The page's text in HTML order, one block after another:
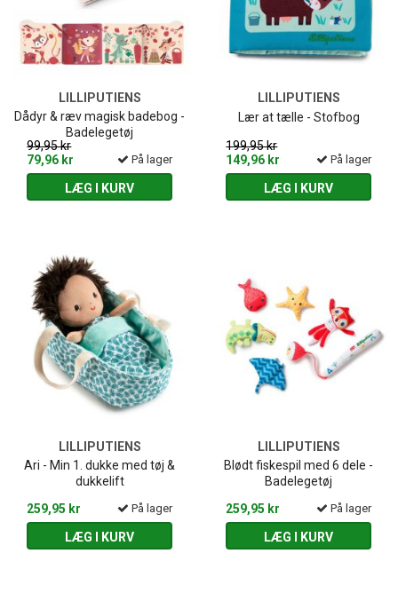
LILLIPUTIENS
Dådyr & ræv magisk badebog -
Badelegetøj
99,95 kr
79,96 kr
På lager
LÆG I KURV
LILLIPUTIENS
Lær at tælle - Stofbog
199,95 kr
149,96 kr
På lager
LÆG I KURV
LILLIPUTIENS
Ari - Min 1. dukke med tøj &
dukkelift
259,95 kr
På lager
LÆG I KURV
LILLIPUTIENS
Blødt fiskespil med 6 dele -
Badelegetøj
259,95 kr
På lager
LÆG I KURV